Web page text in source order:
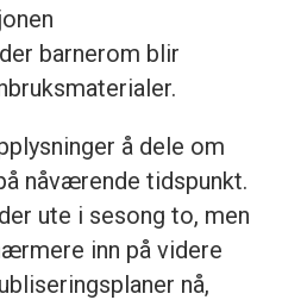
barnerom blir
å dele om
nåværende tidspunkt.
ute i sesong to, men
inn på videre
nå,